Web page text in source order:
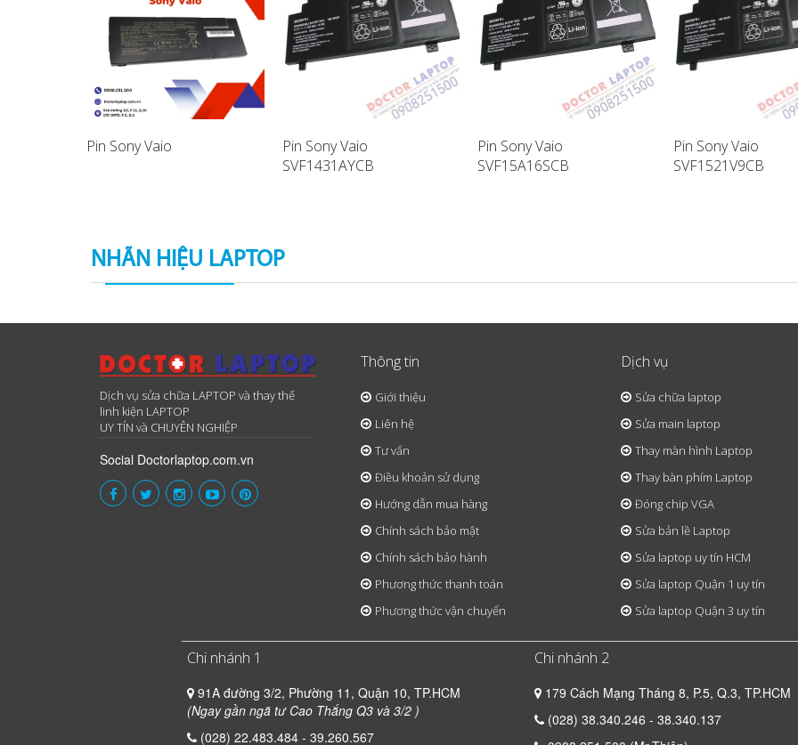
Pin Sony Vaio
Pin Sony Vaio
SVF1431AYCB
Pin Sony Vaio
SVF15A16SCB
Pin Sony Vaio
SVF1521V9CB
NHÃN HIỆU LAPTOP
Dịch vụ sửa chữa LAPTOP và thay thế
linh kiện LAPTOP
UY TÍN và CHUYÊN NGHIỆP
Social Doctorlaptop.com.vn
Thông tin
Giới thiệu
Liên hệ
Tư vấn
Điều khoản sử dụng
Hướng dẫn mua hàng
Chính sách bảo mật
Chính sách bảo hành
Phương thức thanh toán
Phương thức vận chuyển
Dịch vụ
Sửa chữa laptop
Sửa main laptop
Thay màn hình Laptop
Thay bàn phím Laptop
Đóng chip VGA
Sửa bản lề Laptop
Sửa laptop uy tín HCM
Sửa laptop Quận 1 uy tín
Sửa laptop Quận 3 uy tín
Chi nhánh 1
91A đường 3/2, Phường 11, Quận 10, TP.HCM
(Ngay gần ngã tư Cao Thắng Q3 và 3/2 )
(028) 22.483.484 - 39.260.567
Chi nhánh 2
179 Cách Mạng Tháng 8, P.5, Q.3, TP.HCM
(028) 38.340.246 - 38.340.137